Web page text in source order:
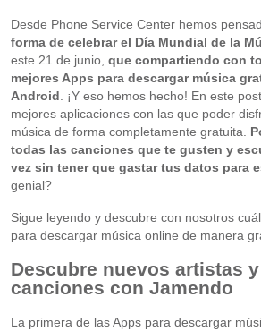
Desde Phone Service Center hemos
forma de celebrar el Día Mundial de la
este 21 de junio, que compartiendo con
mejores Apps para descargar música
Android . ¡Y eso hemos hecho! En este
mejores aplicaciones con las que poder
música de forma completamente gratuita.
todas las canciones que te gusten y
vez sin tener que gastar tus datos para
genial?
Sigue leyendo y descubre con nosotros
para descargar música online de manera
Descubre nuevos artistas
canciones con Jamendo
La primera de las Apps para descargar